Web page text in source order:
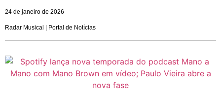
24 de janeiro de 2026
Radar Musical | Portal de Notícias